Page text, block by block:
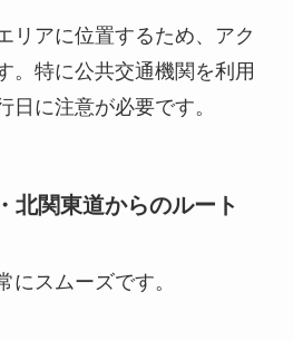
リアに位置するため、アク
。特に公共交通機関を利用
日に注意が必要です。
北関東道からのルート
にスムーズです。